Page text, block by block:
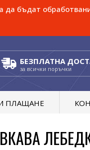
бъдат
БЕЗПЛАТНА
за всички поръчки
ПЛАЩАНЕ